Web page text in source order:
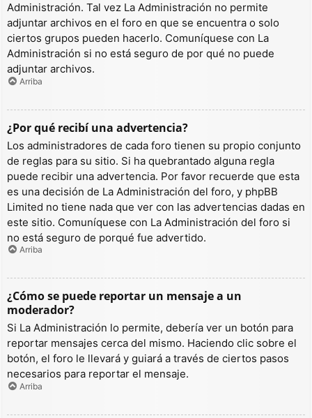
Administración. Tal vez La Administración no permite
adjuntar archivos en el foro en que se encuentra o solo
ciertos grupos pueden hacerlo. Comuníquese con La
Administración si no está seguro de por qué no puede
adjuntar archivos.
Arriba
¿Por qué recibí una advertencia?
Los administradores de cada foro tienen su propio conjunto
de reglas para su sitio. Si ha quebrantado alguna regla
puede recibir una advertencia. Por favor recuerde que esta
es una decisión de La Administración del foro, y phpBB
Limited no tiene nada que ver con las advertencias dadas en
este sitio. Comuníquese con La Administración del foro si
no está seguro de porqué fue advertido.
Arriba
¿Cómo se puede reportar un mensaje a un
moderador?
Si La Administración lo permite, debería ver un botón para
reportar mensajes cerca del mismo. Haciendo clic sobre el
botón, el foro le llevará y guiará a través de ciertos pasos
necesarios para reportar el mensaje.
Arriba